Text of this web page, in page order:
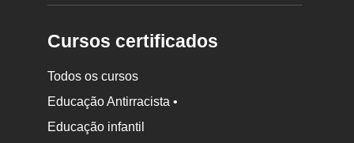
Cursos certificados
Todos os cursos
Educação Antirracista •
Educação infantil